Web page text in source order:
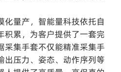
化量产，智能量科技依托自
积累，为客户提供了一套完
采集手套不仅能精准采集手
出压力、姿态、动作序列等